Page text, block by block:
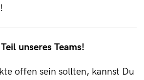
unseres Teams!
offen sein sollten, kannst Du